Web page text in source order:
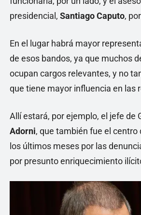
presidencial, Santiago Caputo,
En el lugar habrá mayor
de esos bandos, ya que muchos
ocupan cargos relevantes, y no
que tiene mayor influencia en las
Allí estará, por ejemplo, el jefe de
Adorni, que también fue el centro
los últimos meses por las
por presunto enriquecimiento